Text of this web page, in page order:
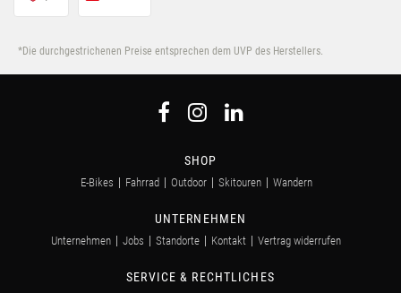
*Die durchgestrichenen Preise entsprechen dem UVP des Herstellers.
SHOP
E-Bikes Fahrrad Outdoor Skitouren Wandern
UNTERNEHMEN
Unternehmen Jobs Standorte Kontakt Vertrag widerrufen
SERVICE & RECHTLICHES